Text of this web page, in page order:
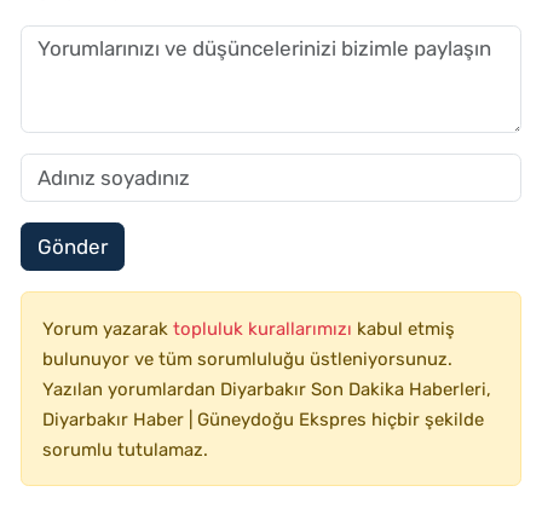
Gönder
Yorum yazarak topluluk kurallarımızı kabul etmiş
bulunuyor ve tüm sorumluluğu üstleniyorsunuz.
Yazılan yorumlardan Diyarbakır Son Dakika Haberleri,
Diyarbakır Haber | Güneydoğu Ekspres hiçbir şekilde
sorumlu tutulamaz.